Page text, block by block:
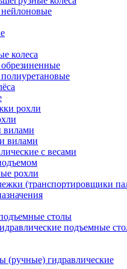
колеса
рохли
вилами
вилами
с весами
рохли
(транспортировщики
столы
подъемные
(ручные) гидравлические